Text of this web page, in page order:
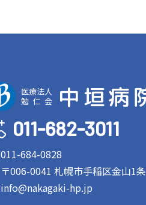
医療法人
勉仁会
中垣病
011-682-3011
011-684-0828
〒006-0041 札幌市手稲区金山1
info@nakagaki-hp.jp